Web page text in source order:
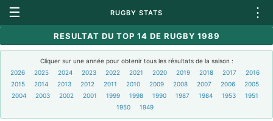
☰ RUGBY STATS ⋮
RESULTAT DU TOP 14 DE RUGBY 1989
Cliquer sur une année pour obtenir tous les résultats de la saison :
2026
2025 2024 2023 2022 2021 2020 2019 2018 2017
2016
2015
2014 2013 2012 2011 2010 2009 2008 2007 2006
2005
2004
2003 2002 2001 1999 1998 1990 1987 1984 1953
1951
1950
1949